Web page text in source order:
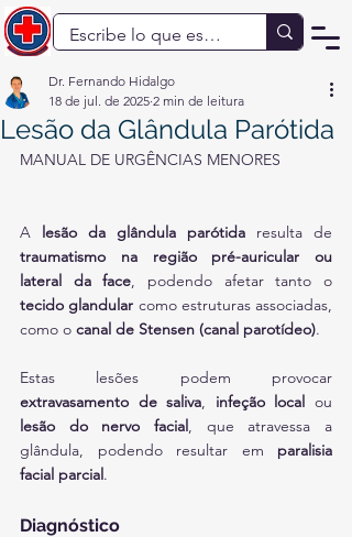
Lesão da Glândula Parótida
Dr. Fernando Hidalgo
18 de jul. de 2025 2 min de leitura
MANUAL DE URGÊNCIAS MENORES
A lesão da glândula parótida
traumatismo na região pré-auricular ou
lateral da face
tecido glandular como estruturas associadas,
como o canal de Stensen (canal parotídeo).
extravasamento de saliva, infeção local
lesão do nervo facial, que atravessa a
glândula, podendo resultar em paralisia
facial parcial.
Diagnóstico